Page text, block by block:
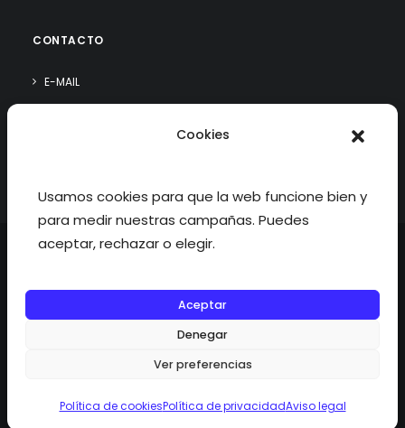
Cookies
Usamos cookies para que la web funcione bien y
para medir nuestras campañas. Puedes
aceptar, rechazar o elegir.
Aceptar
Denegar
Ver preferencias
Política de cookiesPolítica de privacidadAviso legal
CONTACTO
E-MAIL
©2026 fisioterapiatualcance todos los derechos reservados.